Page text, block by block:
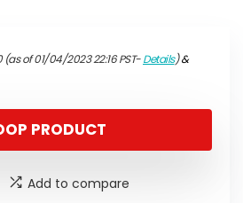
(as of 01/04/2023 22:16 PST-Details)&
PRODUCT
Add to compare